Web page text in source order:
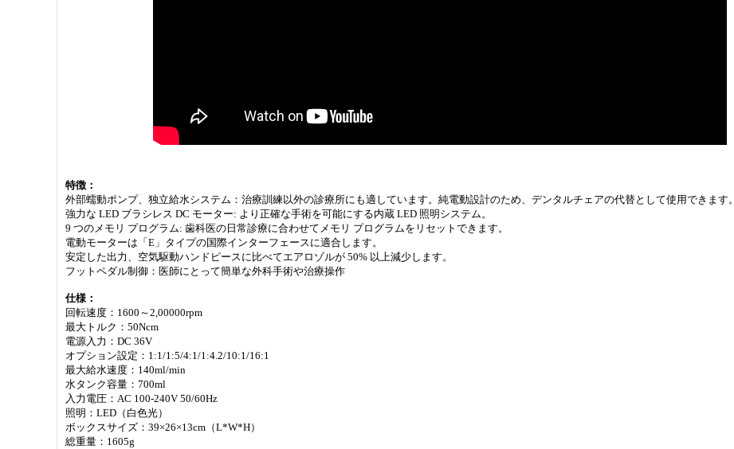
特徴：
外部蠕動ポンプ、独立給水システム：治療訓練以外の診療所にも適しています。純電動設計のため、デンタルチェアの代替として使用できます。
強力な LED ブラシレス DC モーター: より正確な手術を可能にする内蔵 LED 照明システム。
9 つのメモリ プログラム: 歯科医の日常診療に合わせてメモリ プログラムをリセットできます。
電動モーターは「E」タイプの国際インターフェースに適合します。
安定した出力、空気駆動ハンドピースに比べてエアロゾルが 50% 以上減少します。
フットペダル制御：医師にとって簡単な外科手術や治療操作
仕様：
回転速度：1600～2,00000rpm
最大トルク：50Ncm
電源入力：DC 36V
オプション設定：1:1/1:5/4:1/1:4.2/10:1/16:1
最大給水速度：140ml/min
水タンク容量：700ml
入力電圧：AC 100-240V 50/60Hz
照明：LED（白色光）
ボックスサイズ：39×26×13cm（L*W*H）
総重量：1605g